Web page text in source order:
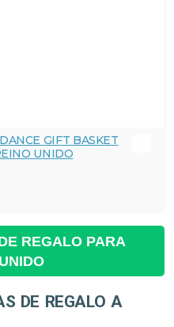
GIFT BASKET
UNIDO
REGALO PARA
DE REGALO A